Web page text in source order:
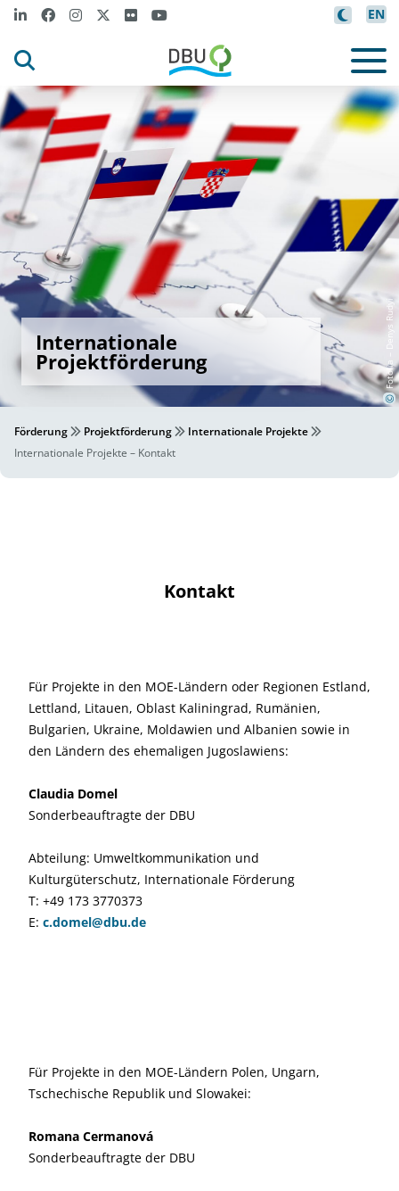
EN
©
Fotolia – Denys Rudyi
Internationale
Projektförderung
Förderung Projektförderung
Internationale Projekte
Internationale Projekte – Kontakt
Kontakt
Für Projekte in den MOE-Ländern oder Regionen Estland,
Lettland, Litauen, Oblast Kaliningrad, Rumänien,
Bulgarien, Ukraine, Moldawien und Albanien sowie in
den Ländern des ehemaligen Jugoslawiens:
Claudia Domel
Sonderbeauftragte der DBU
Abteilung: Umweltkommunikation und
Kulturgüterschutz, Internationale Förderung
T: +49 173 3770373
E: c.domel@dbu.de
Für Projekte in den MOE-Ländern Polen, Ungarn,
Tschechische Republik und Slowakei:
Romana Cermanová
Sonderbeauftragte der DBU